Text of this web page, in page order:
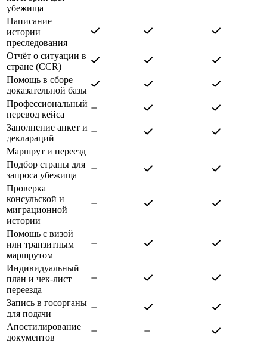
убежища
Написание
истории
преследования
Отчёт о ситуации в
стране (CCR)
Помощь в сборе
доказательной базы
Профессиональный
перевод кейса
Заполнение анкет и
деклараций
Маршрут и переезд
Подбор страны для
запроса убежища
Проверка
консульской и
миграционной
истории
Помощь с визой
или транзитным
маршрутом
Индивидуальный
план и чек-лист
переезда
Запись в госорганы
для подачи
Апостилирование
документов